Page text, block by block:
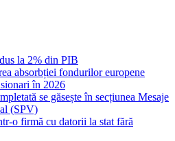
la 2% din PIB
absorbției fondurilor europene
în 2026
se găsește în secțiunea Mesaje
(SPV)
o firmă cu datorii la stat fără